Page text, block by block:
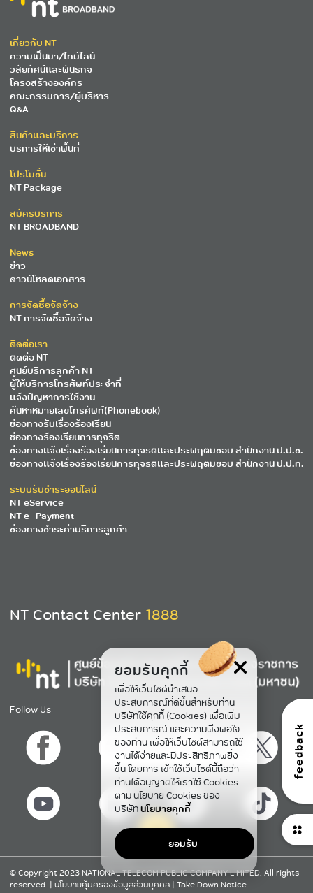
feedback
ยอมรับคุกกี้
เพื่อให้เว็บไซต์นำเสนอ
ประสบการณ์ที่ดีขึ้นสำหรับท่าน
บริษัทใช้คุกกี้ (Cookies) เพื่อเพิ่ม
ประสบการณ์ และความพึงพอใจ
ของท่าน เพื่อให้เว็บไซต์สามารถใช้
งานได้ง่ายและมีประสิทธิภาพยิ่ง
ขึ้น โดยการ เข้าใช้เว็บไซต์นี้ถือว่า
ท่านได้อนุญาตให้เราใช้ Cookies
ตาม นโยบาย Cookies ของ
บริษัทนโยบายคุกกี้
ยอมรับ
เกี่ยวกับ NT
ความเป็นมา/ไทม์ไลน์
วิสัยทัศน์และพันธกิจ
โครงสร้างองค์กร
คณะกรรมการ/ผู้บริหาร
Q&A
สินค้าและบริการ
บริการให้เช่าพื้นที่
โปรโมชั่น
NT Package
สมัครบริการ
NT BROADBAND
News
ข่าว
ดาวน์โหลดเอกสาร
การจัดซื้อจัดจ้าง
NT การจัดซื้อจัดจ้าง
ติดต่อเรา
ติดต่อ NT
ศูนย์บริการลูกค้า NT
ผู้ให้บริการโทรศัพท์ประจำที่
แจ้งปัญหาการใช้งาน
ค้นหาหมายเลขโทรศัพท์(Phonebook)
ช่องทางรับเรื่องร้องเรียน
ช่องทางร้องเรียนการทุจริต
ช่องทางแจ้งเรื่องร้องเรียนการทุจริตและประพฤติมิชอบ สำนักงาน ป.ป.ช.
ช่องทางแจ้งเรื่องร้องเรียนการทุจริตและประพฤติมิชอบ สำนักงาน ป.ป.ท.
ระบบรับชำระออนไลน์
NT eService
NT e-Payment
ช่องทางชำระค่าบริการลูกค้า
NT Contact Center 1888
Follow Us
© Copyright 2023 NATIONAL TELECOM PUBLIC COMPANY LIMITED. All rights
reserved. | นโยบายคุ้มครองข้อมูลส่วนบุคคล | Take Down Notice
กลับขึ้นข้างบน